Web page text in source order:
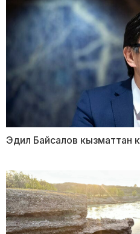
Эдил Байсалов кызматтан